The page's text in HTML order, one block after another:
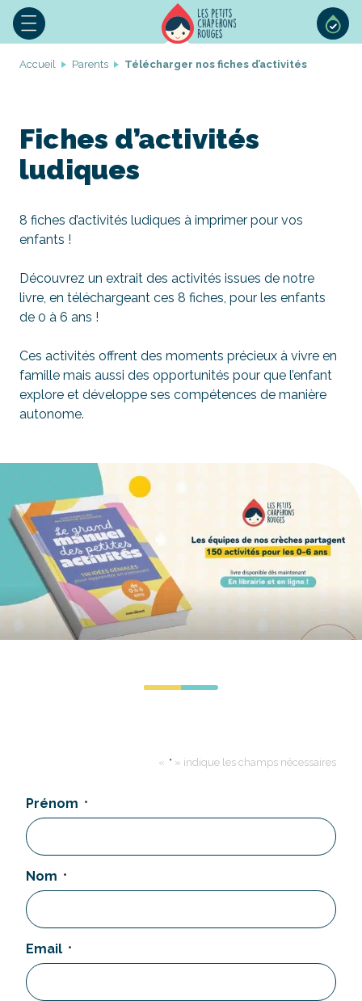
Accueil Parents Télécharger nos fiches d’activités
Fiches d’activités
ludiques
8 fiches d’activités ludiques à imprimer pour vos
enfants !
Découvrez un extrait des activités issues de notre
livre, en téléchargeant ces 8 fiches, pour les enfants
de 0 à 6 ans !
Ces activités offrent des moments précieux à vivre en
famille mais aussi des opportunités pour que l’enfant
explore et développe ses compétences de manière
autonome.
« * » indique les champs nécessaires
Prénom *
Nom *
Email *